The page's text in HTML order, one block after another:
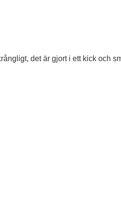
det är gjort i ett kick och